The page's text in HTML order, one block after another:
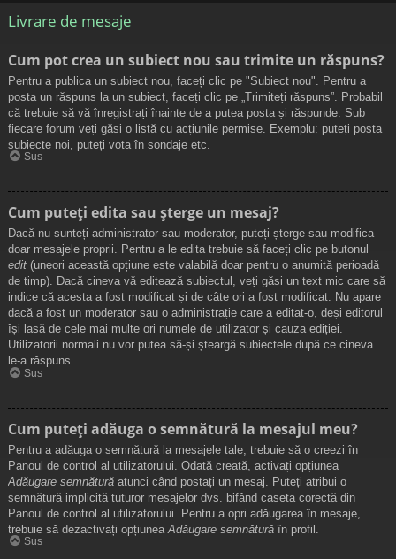
Livrare de mesaje
Cum pot crea un subiect nou sau trimite un răspuns?
Pentru a publica un subiect nou, faceți clic pe "Subiect nou". Pentru a
posta un răspuns la un subiect, faceți clic pe „Trimiteți răspuns”. Probabil
că trebuie să vă înregistrați înainte de a putea posta și răspunde. Sub
fiecare forum veți găsi o listă cu acțiunile permise. Exemplu: puteți posta
subiecte noi, puteți vota în sondaje etc.
Sus
Cum puteți edita sau șterge un mesaj?
Dacă nu sunteți administrator sau moderator, puteți șterge sau modifica
doar mesajele proprii. Pentru a le edita trebuie să faceți clic pe butonul
edit (uneori această opțiune este valabilă doar pentru o anumită perioadă
de timp). Dacă cineva vă editează subiectul, veți găsi un text mic care să
indice că acesta a fost modificat și de câte ori a fost modificat. Nu apare
dacă a fost un moderator sau o administrație care a editat-o, deși editorul
își lasă de cele mai multe ori numele de utilizator și cauza ediției.
Utilizatorii normali nu vor putea să-și șteargă subiectele după ce cineva
le-a răspuns.
Sus
Cum puteți adăuga o semnătură la mesajul meu?
Pentru a adăuga o semnătură la mesajele tale, trebuie să o creezi în
Panoul de control al utilizatorului. Odată creată, activați opțiunea
Adăugare semnătură atunci când postați un mesaj. Puteți atribui o
semnătură implicită tuturor mesajelor dvs. bifând caseta corectă din
Panoul de control al utilizatorului. Pentru a opri adăugarea în mesaje,
trebuie să dezactivați opțiunea Adăugare semnătură în profil.
Sus